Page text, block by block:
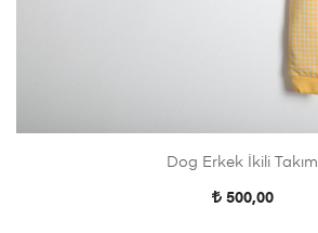
Dog Erkek İkili Takım
500,00